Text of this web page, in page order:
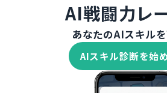
AI戦闘力レ
あなたのAIスキル
AIスキル診断を始